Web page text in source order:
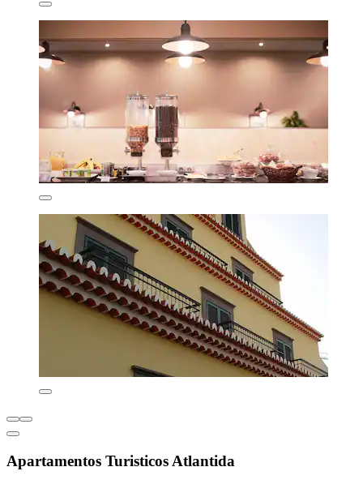
Apartamentos Turisticos Atlantida